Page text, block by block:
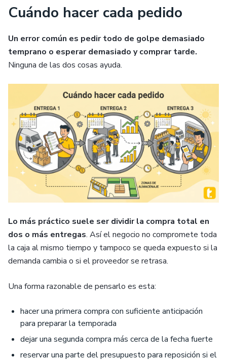
Cuándo hacer cada pedido
Un error común es pedir todo de golpe demasiado
temprano o esperar demasiado y comprar tarde.
Ninguna de las dos cosas ayuda.
Lo más práctico suele ser dividir la compra total en
dos o más entregas. Así el negocio no compromete toda
la caja al mismo tiempo y tampoco se queda expuesto si la
demanda cambia o si el proveedor se retrasa.
Una forma razonable de pensarlo es esta:
hacer una primera compra con suficiente anticipación
para preparar la temporada
dejar una segunda compra más cerca de la fecha fuerte
reservar una parte del presupuesto para reposición si el